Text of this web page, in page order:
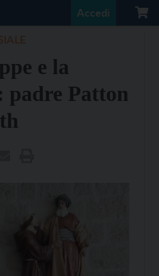
Accedi
e la
padre Patton